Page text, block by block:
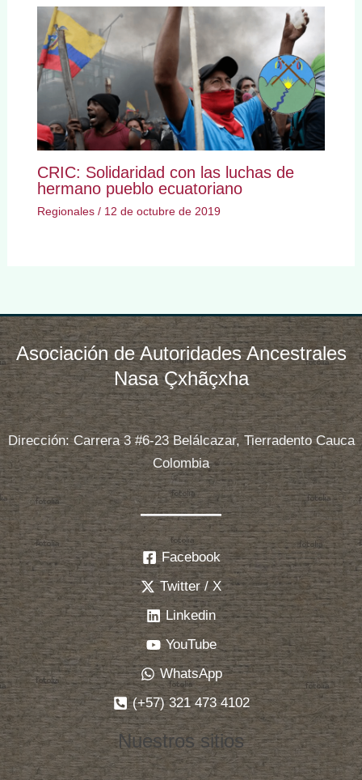
CRIC: Solidaridad con las luchas de
hermano pueblo ecuatoriano
Regionales/ 12 de octubre de 2019
Asociación de Autoridades Ancestrales
Nasa Çxhãçxha
Dirección: Carrera 3 #6-23 Belálcazar, Tierradento Cauca
Colombia
Facebook
Twitter / X
Linkedin
YouTube
WhatsApp
(+57) 321 473 4102
Nuestros sitios